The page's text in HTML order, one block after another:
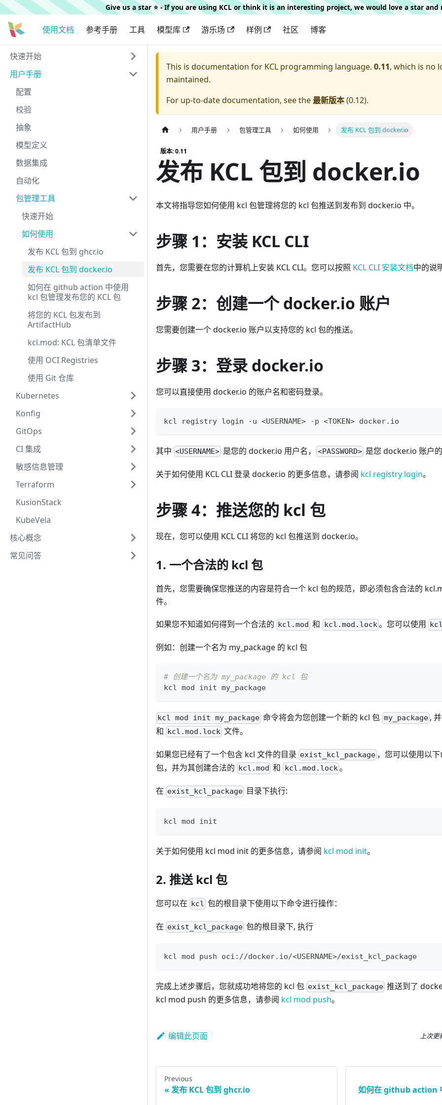
Give us a star ⭐️ - If you are using KCL or think it is an interesting project, we would love a star and
使用文档 参考手册 工具 模型库 游乐场 样例 社区 博客
快速开始
用户手册
配置
校验
抽象
模型定义
数据集成
自动化
包管理工具
快速开始
如何使用
发布 KCL 包到 ghcr.io
发布 KCL 包到 docker.io
如何在 github action 中使用
kcl 包管理发布您的 KCL 包
将您的 KCL 包发布到
ArtifactHub
kcl.mod: KCL 包清单文件
使用 OCI Registries
使用 Git 仓库
Kubernetes
Konfig
GitOps
CI 集成
敏感信息管理
Terraform
KusionStack
KubeVela
核心概念
常见问答
This is documentation for KCL programming language. 0.11, which is no
maintained.
For up-to-date documentation, see the最新版本(0.12).
用户手册 包管理工具 如何使用 发布 KCL 包到 docker.io
版本: 0.11
发布 KCL 包到 docker.io
本文将指导您如何使用 kcl 包管理将您的 kcl 包推送到发布到 docker.io 中。
步骤 1：安装 KCL CLI
首先，您需要在您的计算机上安装 KCL CLI。您可以按照 KCL CLI 安装文档中的说
步骤 2：创建一个 docker.io 账户
您需要创建一个 docker.io 账户以支持您的 kcl 包的推送。
步骤 3：登录 docker.io
您可以直接使用 docker.io 的账户名和密码登录。
kcl registry login -u <USERNAME> -p <TOKEN> docker.io
其中 <USERNAME> 是您的 docker.io 用户名， <PASSWORD>是您 docker.io 账户的
关于如何使用 KCL CLI 登录 docker.io 的更多信息，请参阅 kcl registry login。
步骤 4：推送您的 kcl 包
现在，您可以使用 KCL CLI 将您的 kcl 包推送到 docker.io。
1. 一个合法的 kcl 包
首先，您需要确保您推送的内容是符合一个 kcl 包的规范，即必须包含合法的
件。
如果您不知道如何得到一个合法的 kcl.mod 和 kcl.mod.lock。您可以使用
例如：创建一个名为 my_package 的 kcl 包
# 创建一个名为 my_package 的 kcl 包
kcl mod init my_package
kcl mod init my_package 命令将会为您创建一个新的 kcl 包 my_package,
和 kcl.mod.lock 文件。
如果您已经有了一个包含 kcl 文件的目录 exist_kcl_package ，您可以使用以
包，并为其创建合法的
kcl.mod 和 kcl.mod.lock。
在 exist_kcl_package 目录下执行:
kcl mod init
关于如何使用 kcl mod init 的更多信息，请参阅 kcl mod init。
2. 推送 kcl 包
您可以在 kcl 包的根目录下使用以下命令进行操作：
在 exist_kcl_package 包的根目录下, 执行
kcl mod push oci://docker.io/<USERNAME>/exist_kcl_package
完成上述步骤后，您就成功地将您的 kcl 包 exist_kcl_package 推送到了
kcl mod push 的更多信息，请参阅 kcl mod push。
编辑此页面 上次更
Previous
发布 KCL 包到 ghcr.io
如何在 github action